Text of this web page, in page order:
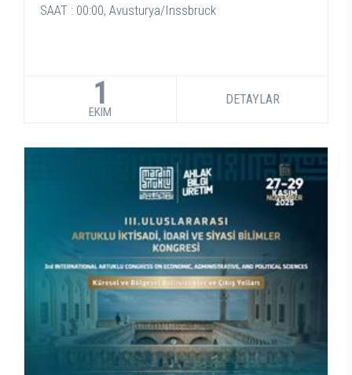
SAAT : 00:00, Avusturya/Inssbruck
1
EKIM
DETAYLAR